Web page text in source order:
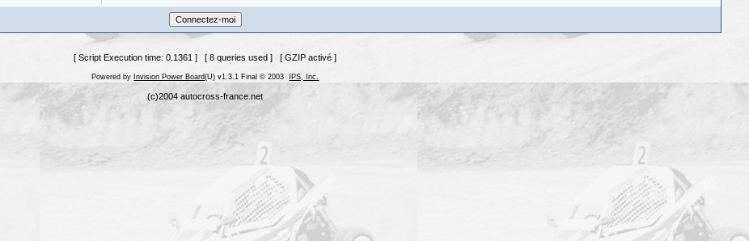
[ Script Execution time: 0.1361 ] [ 8 queries used ] [ GZIP activé ]
Powered by Invision Power Board(U) v1.3.1 Final © 2003 IPS, Inc.
(c)2004 autocross-france.net